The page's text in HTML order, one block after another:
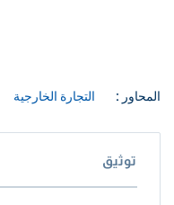
المحاور : التجارة الخارجية
توثيق